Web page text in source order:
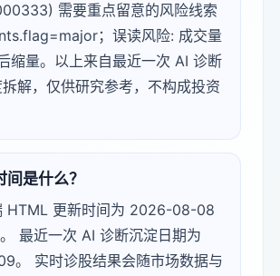
需要重点留意的风险线索
；误读风险: 成交量
缩量。以上来自最近一次 AI 诊断
解，仅供研究参考，不构成投资
是什么？
HTML 更新时间为 2026-08-08
最近一次 AI 诊断沉淀日期为
。 实时诊股结果会随市场数据与